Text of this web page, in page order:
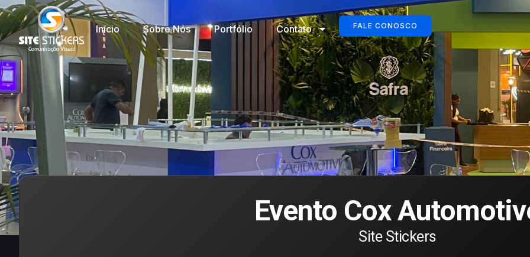
Início Sobre Nós Portfólio Contato FALE CONOSCO
Evento Cox
Site Stickers